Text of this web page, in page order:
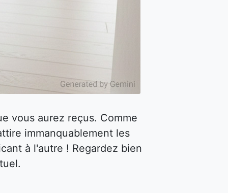
vous aurez reçus. Comme
immanquablement les
à l'autre ! Regardez bien